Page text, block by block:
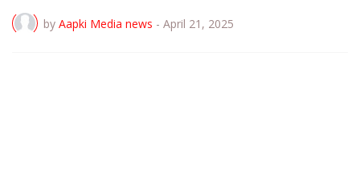
by Aapki Media news - April 21, 2025